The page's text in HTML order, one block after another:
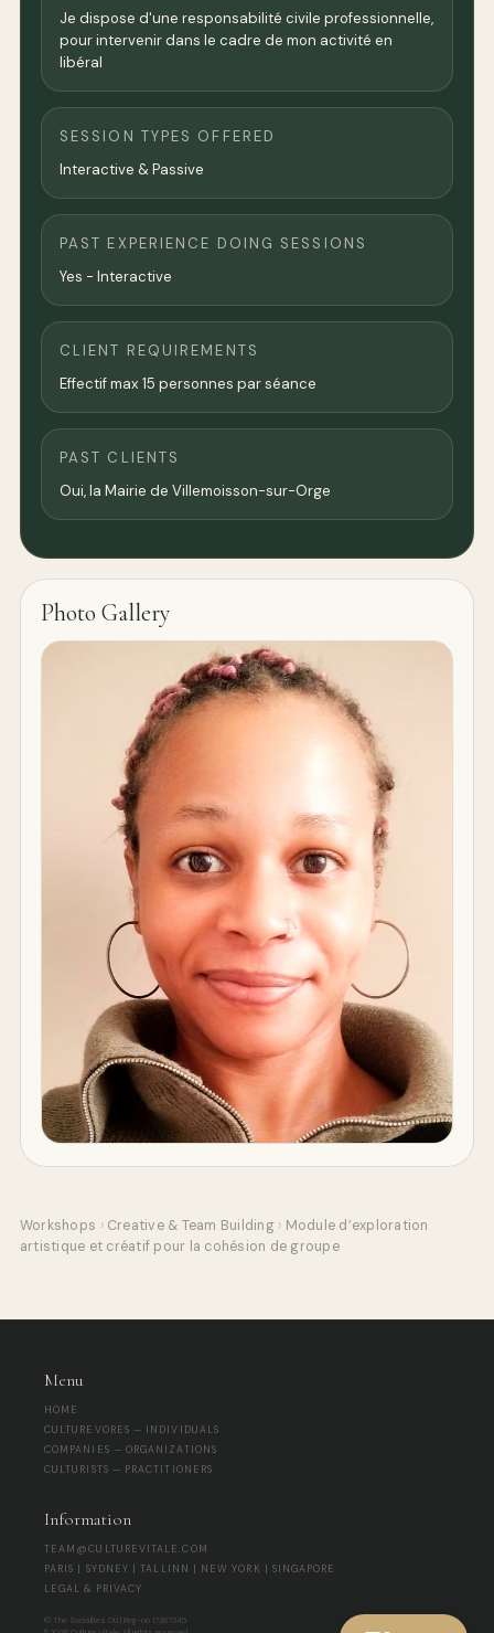
Je dispose d'une responsabilité civile professionnelle,
pour intervenir dans le cadre de mon activité en
libéral
SESSION TYPES OFFERED
Interactive & Passive
PAST EXPERIENCE DOING SESSIONS
Yes - Interactive
CLIENT REQUIREMENTS
Effectif max 15 personnes par séance
PAST CLIENTS
Oui, la Mairie de Villemoisson-sur-Orge
Photo Gallery
Workshops › Creative & Team Building › Module d’exploration
artistique et créatif pour la cohésion de groupe
Menu
HOME
CULTUREVORES — INDIVIDUALS
COMPANIES — ORGANIZATIONS
CULTURISTS — PRACTITIONERS
Information
TEAM@CULTUREVITALE.COM
PARIS | SYDNEY | TALLINN | NEW YORK | SINGAPORE
LEGAL & PRIVACY
© The Socialites OÜ | Reg-no 17267345